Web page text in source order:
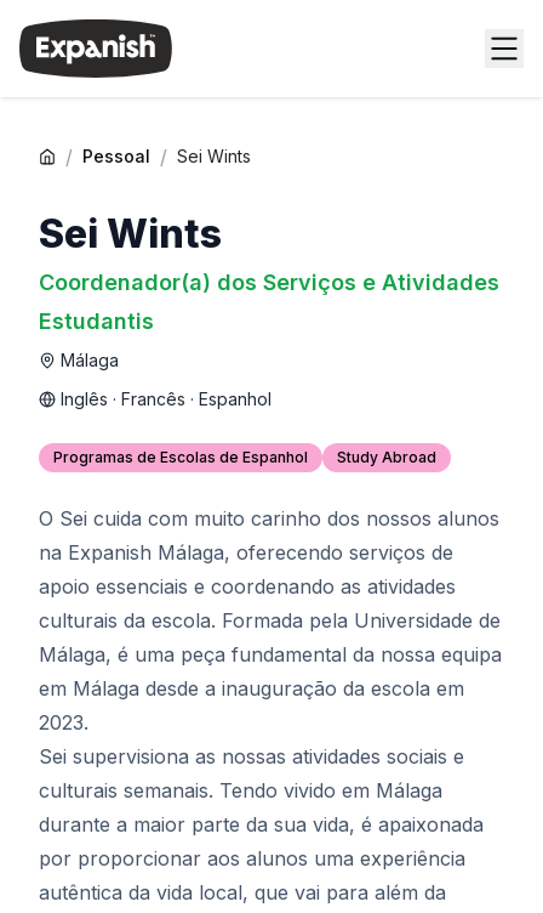
/ Pessoal / Sei Wints
Sei Wints
Coordenador(a) dos Serviços e Atividades
Estudantis
Málaga
Inglês · Francês · Espanhol
Programas de Escolas de Espanhol Study Abroad
O Sei cuida com muito carinho dos nossos alunos
na Expanish Málaga, oferecendo serviços de
apoio essenciais e coordenando as atividades
culturais da escola. Formada pela Universidade de
Málaga, é uma peça fundamental da nossa equipa
em Málaga desde a inauguração da escola em
2023.
Sei supervisiona as nossas atividades sociais e
culturais semanais. Tendo vivido em Málaga
durante a maior parte da sua vida, é apaixonada
por proporcionar aos alunos uma experiência
autêntica da vida local, que vai para além da